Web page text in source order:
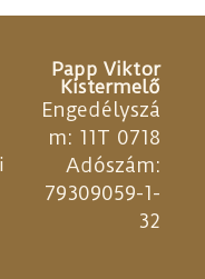
Papp Viktor
Kistermelő
Engedélyszá
m: 11T 0718
Adószám:
79309059-1-
32